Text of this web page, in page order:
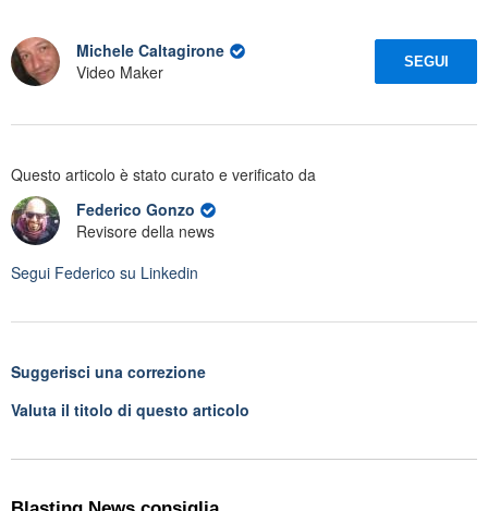
Michele Caltagirone
Video Maker
SEGUI
Questo articolo è stato curato e verificato da
Federico Gonzo
Revisore della news
Segui Federico su Linkedin
Suggerisci una correzione
Valuta il titolo di questo articolo